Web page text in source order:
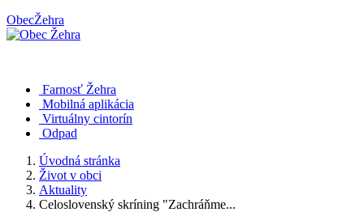
ObecŽehra
Farnosť Žehra
Mobilná aplikácia
Virtuálny cintorín
Odpad
Úvodná stránka
Život v obci
Aktuality
Celoslovenský skríning "Zachráňme...